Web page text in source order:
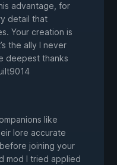
advantage, for
detail that
Your creation is
the ally I never
deepest thanks
like
lore accurate
joining your
mod I tried applied